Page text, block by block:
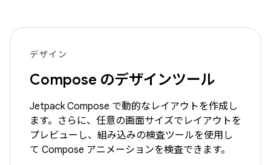
デザイン
Compose のデザインツール
Jetpack Compose で動的なレイアウトを作成し
ます。さらに、任意の画面サイズでレイアウトを
プレビューし、組み込みの検査ツールを使用し
て Compose アニメーションを検査できます。